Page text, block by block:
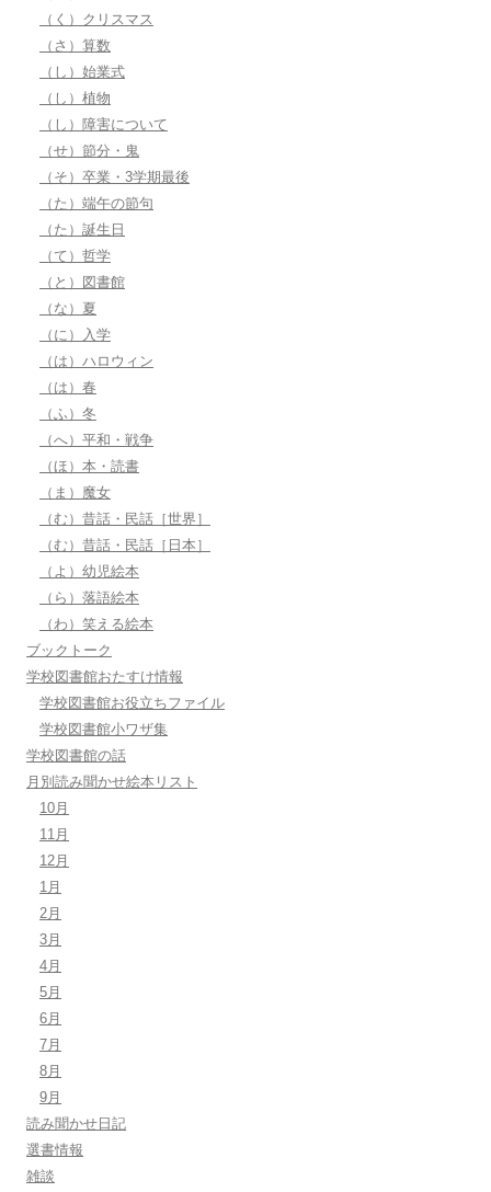
（く）クリスマス
（さ）算数
（し）始業式
（し）植物
（し）障害について
（せ）節分・鬼
（そ）卒業・3学期最後
（た）端午の節句
（た）誕生日
（て）哲学
（と）図書館
（な）夏
（に）入学
（は）ハロウィン
（は）春
（ふ）冬
（へ）平和・戦争
（ほ）本・読書
（ま）魔女
（む）昔話・民話［世界］
（む）昔話・民話［日本］
（よ）幼児絵本
（ら）落語絵本
（わ）笑える絵本
ブックトーク
学校図書館おたすけ情報
学校図書館お役立ちファイル
学校図書館小ワザ集
学校図書館の話
月別読み聞かせ絵本リスト
10月
11月
12月
1月
2月
3月
4月
5月
6月
7月
8月
9月
読み聞かせ日記
選書情報
雑談